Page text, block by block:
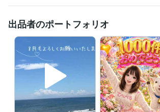
⭐️水曜は朝８時前後から断続的な待機予定となります
変更の場合もあるので→（DMでご確認くださきませ）
⭐️その他待機できるときはしております
ꕤ8月のご挨拶
毎日暑い日が続いていますね、体調崩されてないで
と何もする気になりませんよね。
お休みの日はゆっくりお家で過ごすのがよきかもで
い、寂しい、愚痴言いたい時はお話ししにきてくだ
出品者のポートフォリオ